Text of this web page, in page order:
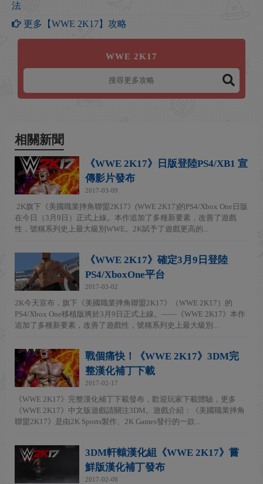
法
更多【WWE 2K17】攻略
WWE 2K17
相關新聞
《WWE 2K17》日版登陸PS4/XB1 宣
傳影片發布
2017-03-09
2K旗下《美國職業摔角聯盟2K17》(WWE 2K17)的PS4/Xbox One日版
在今日（3月9日）正式上線。本作追加了多種新要素，改善了遊戲
性，號稱系列史上最大級別WWE。2K賦予了遊戲更高的...
《WWE 2K17》確定3月9日登陸
PS4/XboxOne平台
2017-03-02
2K今天宣布，旗下《美國職業摔角聯盟2K17》（WWE 2K17）的
PS4/Xbox One移植版將於3月9日正式上線。——《WWE 2K17》本作
追加了多種新要素，改善了遊戲性，號稱系列史上最大級別...
戰個痛快！《WWE 2K17》3DM完
整漢化補丁下載
2017-02-17
《WWE 2K17》完整漢化補丁下載發布，歡迎玩家下載體驗，更多
《WWE 2K17》中文版遊戲請關注3DM。遊戲介紹：《美國職業摔角
聯盟2K17》是由2K Sports製作、2K Games發行的一款...
3DM軒轅漢化組《WWE 2K17》嘗
鮮版漢化補丁發布
2017-02-08